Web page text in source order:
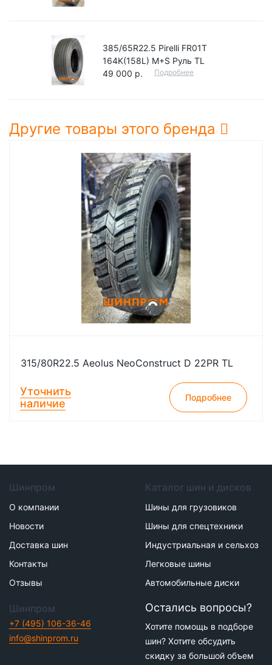
385/65R22.5 Pirelli FR01T
164K(158L) M+S Руль TL
49 000 р.
Подробнее
Другие товары этого бренда
315/80R22.5 Aeolus NeoConstruct D 22PR TL
Уточнить
наличие
Подробнее
Шинпром
О компании
Новости
Доставка шин
Контакты
Отзывы
Каталог шин и дисков
Шины для грузовиков
Шины для спецтехники
Индустриальная и сельхоз
Легковые шины
Автомобильные диски
Шинпром
+7 (495) 106-36-46
info@shinprom.ru
Остались вопросы?
Хотите помощь в подборе
шин? Хотите обсудить
скидку за большой объем